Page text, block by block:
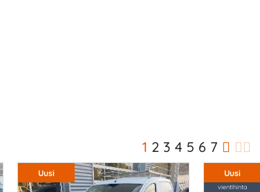
1 2 3 4 5 6 7
Uusi Uusi
vientihinta